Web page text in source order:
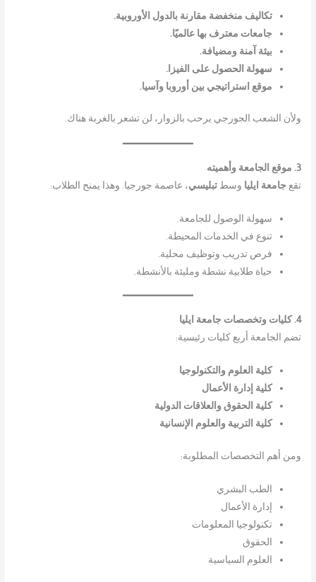
تكاليف منخفضة مقارنة بالدول الأوروبية.
جامعات معترف بها عالميًا.
بيئة آمنة ومضيافة.
سهولة الحصول على الفيزا.
موقع استراتيجي بين أوروبا وآسيا.
ولأن الشعب الجورجي يرحب بالزوار، لن تشعر بالغربة هناك.
3. موقع الجامعة وأهميته
تقع جامعة ايليا وسطتبليسي، عاصمة جورجيا. وهذا يمنح الطلاب:
سهولة الوصول للجامعة.
تنوع في الخدمات المحيطة.
فرص تدريب وتوظيف محلية.
حياة طلابية نشطة ومليئة بالأنشطة.
4. كليات وتخصصات جامعة ايليا
تضم الجامعة أربع كليات رئيسية:
كلية العلوم والتكنولوجيا
كلية إدارة الأعمال
كلية الحقوق والعلاقات الدولية
كلية التربية والعلوم الإنسانية
ومن أهم التخصصات المطلوبة:
الطب البشري
إدارة الأعمال
تكنولوجيا المعلومات
الحقوق
العلوم السياسية